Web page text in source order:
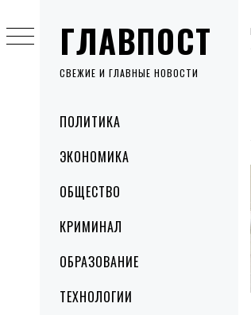
ГЛАВПОСТ
СВЕЖИЕ И ГЛАВНЫЕ НОВОСТИ
MenuПОЛИТИКА
ЭКОНОМИКА
ОБЩЕСТВО
КРИМИНАЛ
ОБРАЗОВАНИЕ
ТЕХНОЛОГИИ
to
content